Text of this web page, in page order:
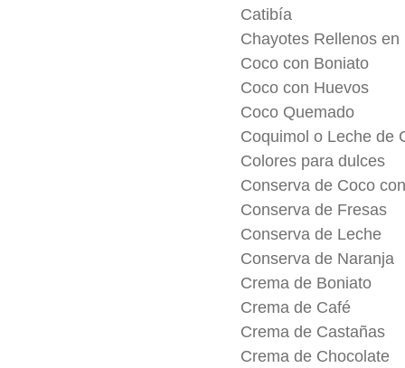
Catibía
Chayotes Rellenos en
Coco con Boniato
Coco con Huevos
Coco Quemado
Coquimol o Leche de
Colores para dulces
Conserva de Coco
Conserva de Fresas
Conserva de Leche
Conserva de Naranja
Crema de Boniato
Crema de Café
Crema de Castañas
Crema de Chocolate